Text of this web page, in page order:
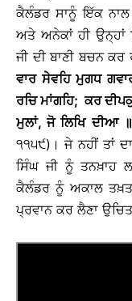
ਕੈਲੰਡਰ ਸਾਨੂੰ ਇੱਕ ਨਾਲ
ਅਤੇ ਅਨੇਕਾਂ ਹੀ ਉਨ੍ਹਾਂ
ਜੀ ਦੀ ਬਾਣੀ ਬਚਨ ਕਰ
ਵਾਰ ਸੇਵਹਿ ਮੁਗਧ
ਰਚਿ ਮਾਂਗਹਿ; ਕਰ
ਮੁਲਾਂ, ਜੋ ਲਿਖਿ ਦੀਆ ॥
੧੧੫੯)। ਜੇ ਨਹੀਂ ਤਾਂ
ਸਿੰਘ ਜੀ ਨੂੰ ਤਨਖ਼ਾਹ
ਕੈਲੰਡਰ ਨੂੰ ਅਕਾਲ
ਪ੍ਰਵਾਨ ਕਰ ਲੈਣਾ